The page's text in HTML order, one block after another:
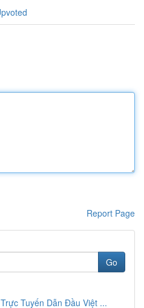
Report Page
Go
Tuyến Dẫn Đầu Việt ...